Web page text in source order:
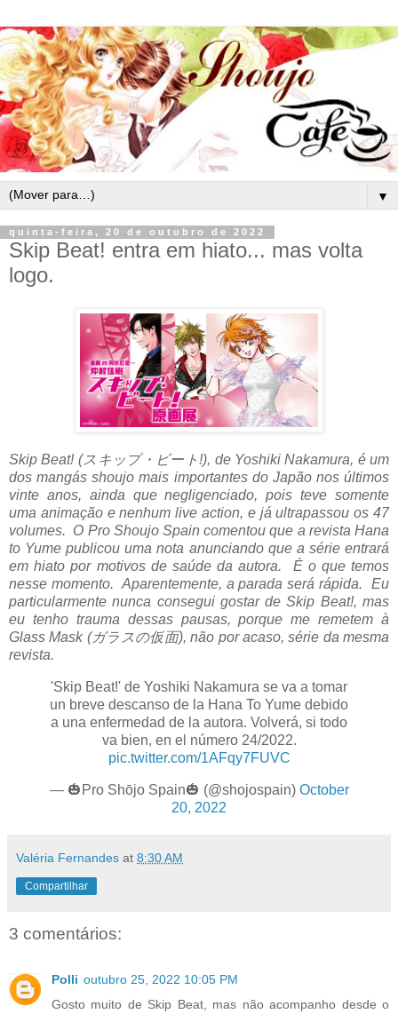
▼
quinta-feira, 20 de outubro de 2022
Skip Beat! entra em hiato... mas volta
logo.
Skip Beat! (スキップ・ビート!), de Yoshiki Nakamura, é um
dos mangás shoujo mais importantes do Japão nos últimos
vinte anos, ainda que negligenciado, pois teve somente
uma animação e nenhum live action, e já ultrapassou os 47
volumes. O Pro Shoujo Spain comentou que a revista Hana
to Yume publicou uma nota anunciando que a série entrará
em hiato por motivos de saúde da autora. É o que temos
nesse momento. Aparentemente, a parada será rápida. Eu
particularmente nunca consegui gostar de Skip Beat!, mas
eu tenho trauma dessas pausas, porque me remetem à
Glass Mask (ガラスの仮面), não por acaso, série da mesma
revista.
'Skip Beat!' de Yoshiki Nakamura se va a tomar
un breve descanso de la Hana To Yume debido
a una enfermedad de la autora. Volverá, si todo
va bien, en el número 24/2022.
pic.twitter.com/1AFqy7FUVC
— 🎃Pro Shōjo Spain🎃 (@shojospain) October
20, 2022
Valéria Fernandes at 8:30 AM
Compartilhar
3 comentários:
Polli outubro 25, 2022 10:05 PM
Gosto muito de Skip Beat, mas não acompanho desde o